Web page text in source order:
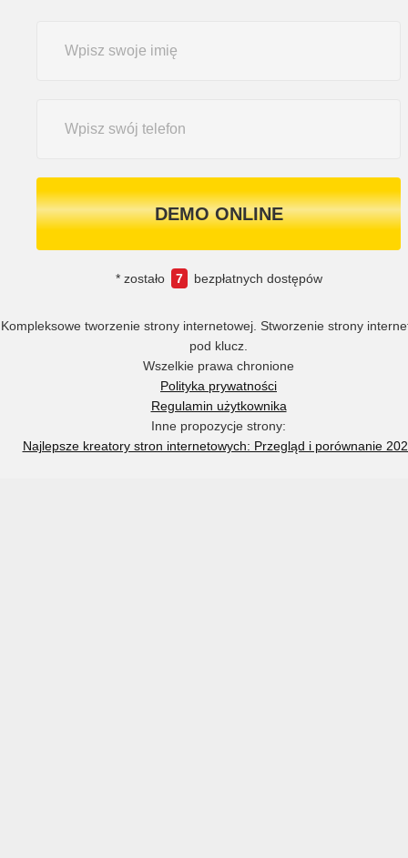
DEMO ONLINE
* zostało 7 bezpłatnych dostępów
Kompleksowe tworzenie strony internetowej. Stworzenie strony
pod klucz.
Wszelkie prawa chronione
Polityka prywatności
Regulamin użytkownika
Inne propozycje strony:
Najlepsze kreatory stron internetowych: Przegląd i porównanie